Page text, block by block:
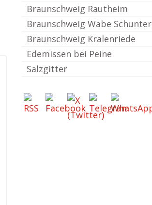
Braunschweig Rautheim
Braunschweig Wabe Schunter
Braunschweig Kralenriede
Edemissen bei Peine
Salzgitter